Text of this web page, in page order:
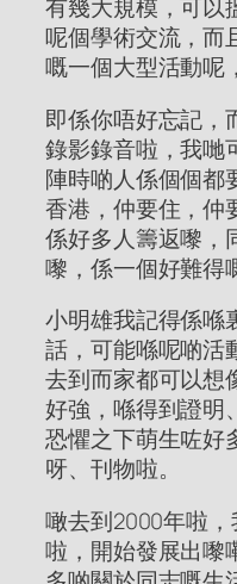
有幾大規模，可以
呢個學術交流，而
嘅一個大型活動呢
即係你唔好忘記，
錄影錄音啦，我哋
陣時啲人係個個都
香港，仲要住，仲
係好多人籌返嚟，
嚟，係一個好難得
小明雄我記得係喺
話，可能喺呢啲活
去到而家都可以想
好強，喺得到證明
恐懼之下萌生咗好
呀、刊物啦。
噉去到2000年啦
啦，開始發展出嚟